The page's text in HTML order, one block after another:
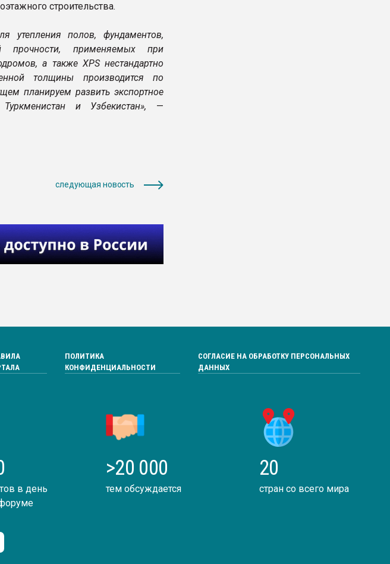
строительства.
утепления полов, фундаментов,
прочности, применяемых при
а также XPS нестандартно
толщины производится по
планируем развить экспортное
и Узбекистан», —
следующая новость
ПОЛИТИКА
КОНФИДЕНЦИАЛЬНОСТИ
СОГЛАСИЕ НА ОБРАБОТКУ ПЕРСОНАЛЬНЫХ
ДАННЫХ
в день
>20 000
тем обсуждается
20
стран со всего мира